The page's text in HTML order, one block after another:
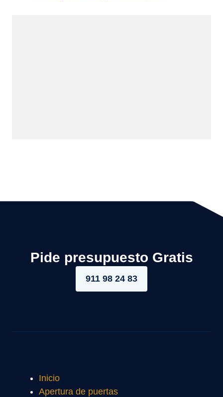
Pide presupuesto Gratis
911 98 24 83
Inicio
Apertura de puertas